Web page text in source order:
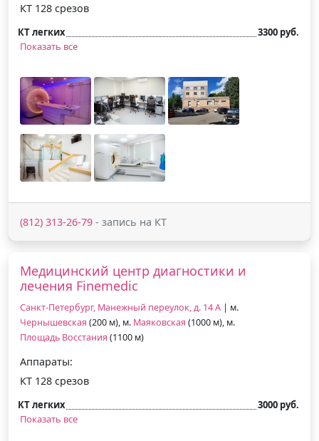
КТ 128 срезов
КТ легких
3300 руб.
Показать все
(812) 313-26-79 - запись на КТ
Медицинский центр диагностики и
лечения Finemedic
Санкт-Петербург, Манежный переулок, д. 14 А | м.
Чернышевская (200 м), м. Маяковская (1000 м), м.
Площадь Восстания (1100 м)
Аппараты:
КТ 128 срезов
КТ легких
3000 руб.
Показать все